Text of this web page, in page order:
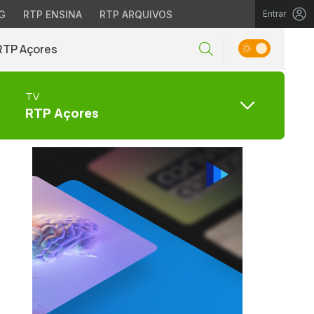
RTP ENSINA RTP ARQUIVOS Entrar
Açores
TV
RTP Açores